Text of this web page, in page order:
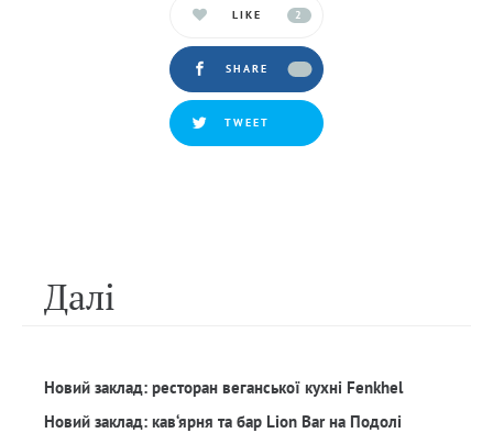
LIKE 2
SHARE
TWEET
Далi
Новий заклад: ресторан веганської кухні Fenkhel
Новий заклад: кав‘ярня та бар Lion Bar на Подолі